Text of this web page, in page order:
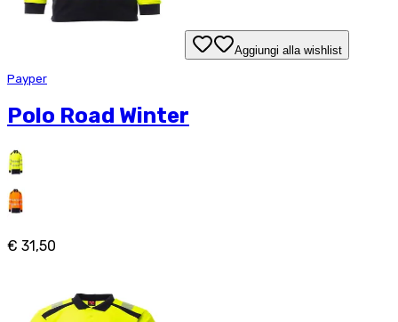
Aggiungi alla wishlist
Payper
Polo Road Winter
€ 31,50